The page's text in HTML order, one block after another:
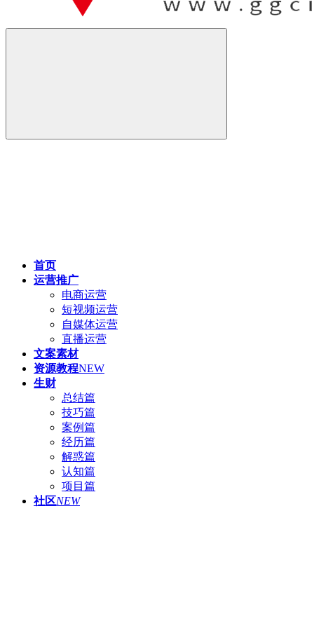
首页
运营推广
电商运营
短视频运营
自媒体运营
直播运营
文案素材
资源教程NEW
生财
总结篇
技巧篇
案例篇
经历篇
解惑篇
认知篇
项目篇
社区NEW